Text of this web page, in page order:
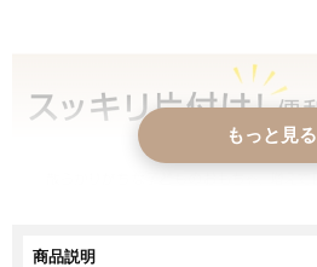
もっと見る
商品説明